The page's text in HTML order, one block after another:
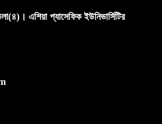
এশিয়া প্যাসেফিক ইউনিভার্সিটির